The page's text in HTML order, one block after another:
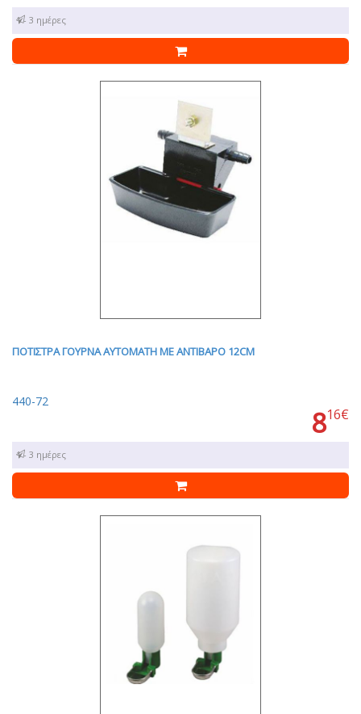
1 - 3 ημέρες
ΠΟΤΙΣΤΡΑ ΓΟΥΡΝΑ ΑΥΤΟΜΑΤΗ ΜΕ ΑΝΤΙΒΑΡΟ 12CM
440-72
816€
1 - 3 ημέρες